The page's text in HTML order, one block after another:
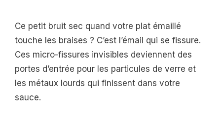
Ce petit bruit sec quand votre plat émaillé
touche les braises ? C’est l’émail qui se fissure.
Ces micro-fissures invisibles deviennent des
portes d’entrée pour les particules de verre et
les métaux lourds qui finissent dans votre
sauce.